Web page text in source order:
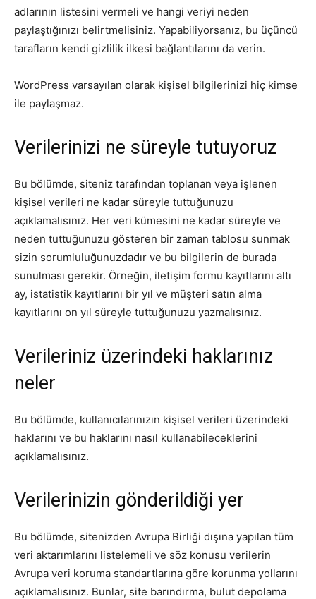
adlarının listesini vermeli ve hangi veriyi neden
paylaştığınızı belirtmelisiniz. Yapabiliyorsanız, bu üçüncü
tarafların kendi gizlilik ilkesi bağlantılarını da verin.
WordPress varsayılan olarak kişisel bilgilerinizi hiç kimse
ile paylaşmaz.
Verilerinizi ne süreyle tutuyoruz
Bu bölümde, siteniz tarafından toplanan veya işlenen
kişisel verileri ne kadar süreyle tuttuğunuzu
açıklamalısınız. Her veri kümesini ne kadar süreyle ve
neden tuttuğunuzu gösteren bir zaman tablosu sunmak
sizin sorumluluğunuzdadır ve bu bilgilerin de burada
sunulması gerekir. Örneğin, iletişim formu kayıtlarını altı
ay, istatistik kayıtlarını bir yıl ve müşteri satın alma
kayıtlarını on yıl süreyle tuttuğunuzu yazmalısınız.
Verileriniz üzerindeki haklarınız
neler
Bu bölümde, kullanıcılarınızın kişisel verileri üzerindeki
haklarını ve bu haklarını nasıl kullanabileceklerini
açıklamalısınız.
Verilerinizin gönderildiği yer
Bu bölümde, sitenizden Avrupa Birliği dışına yapılan tüm
veri aktarımlarını listelemeli ve söz konusu verilerin
Avrupa veri koruma standartlarına göre korunma yollarını
açıklamalısınız. Bunlar, site barındırma, bulut depolama